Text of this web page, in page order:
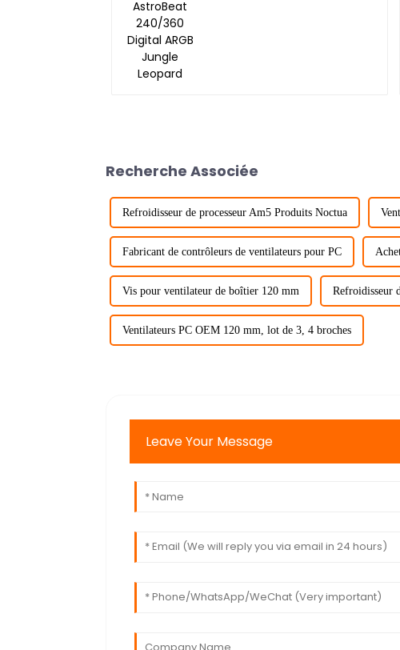
Recherche Associée
Refroidisseur de processeur Am5 Produits Noctua
Fabricant de contrôleurs de ventilateurs pour PC
Vis pour ventilateur de boîtier 120 mm Refroidisseur
Ventilateurs PC OEM 120 mm, lot de 3, 4 broches
Leave Your Message